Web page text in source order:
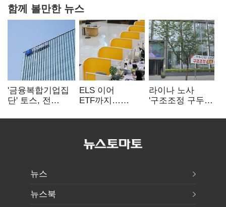
함께 볼만한 뉴스
'금융복합기업집
단' 토스, 전
표준화
ELS 이어
ETF까지…
제동 걸린 은행
라이나 노사
'구조조정 구두
뉴스
뉴스북